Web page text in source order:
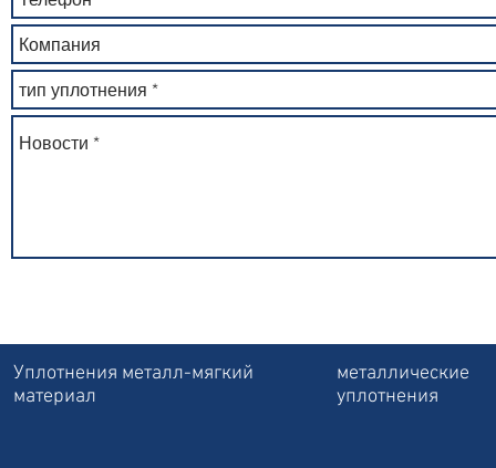
Уплотнения металл-мягкий
материал
металлические
уплотнения